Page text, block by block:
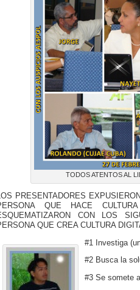
TODOS ATENTOS AL
PRESENTADORES
QUE HACE
CON LOS
QUE CREA CULTURA
#1 Investiga
#2 Busca la
#3 Se somete